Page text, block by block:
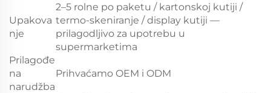
Upakova
nje
2–5 rolne po paketu / kartonskoj kutiji /
termo-skeniranje / display kutiji —
prilagodljivo za upotrebu u
supermarketima
Prilagođe
na
narudžba
Prihvaćamo OEM i ODM